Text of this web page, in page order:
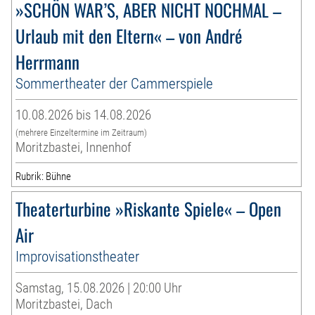
»SCHÖN WAR’S, ABER NICHT NOCHMAL –
Urlaub mit den Eltern« – von André
Herrmann
Sommertheater der Cammerspiele
10.08.2026 bis 14.08.2026
(mehrere Einzeltermine im Zeitraum)
Moritzbastei, Innenhof
Rubrik: Bühne
Theaterturbine »Riskante Spiele« – Open
Air
Improvisationstheater
Samstag, 15.08.2026 | 20:00 Uhr
Moritzbastei, Dach